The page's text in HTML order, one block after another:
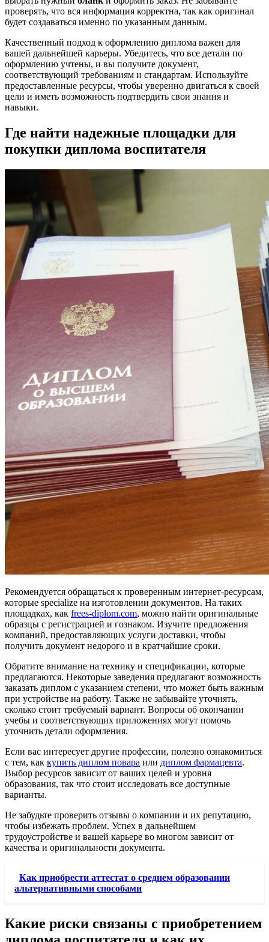
проверять, что вся информация корректна, так как оригинал
будет создаваться именно по указанным данным.
Качественный подход к оформлению диплома важен для
вашей дальнейшей карьеры. Убедитесь, что все детали по
оформлению учтены, и вы получите документ,
соответствующий требованиям и стандартам. Используйте
предоставленные ресурсы, чтобы уверенно двигаться к своей
цели и иметь возможность подтвердить свои знания и
навыки.
Где найти надежные площадки для
покупки диплома воспитателя
Рекомендуется обращаться к проверенным интернет-ресурсам,
которые specialize на изготовлении документов. На таких
площадках, как frees-diplom.com, можно найти оригинальные
образцы с регистрацией и гознаком. Изучите предложения
компаний, предоставляющих услуги доставки, чтобы
получить документ недорого и в кратчайшие сроки.
Обратите внимание на технику и спецификации, которые
предлагаются. Некоторые заведения предлагают возможность
заказать диплом с указанием степени, что может быть важным
при устройстве на работу. Также не забывайте уточнять,
сколько стоит требуемый вариант. Вопросы об окончании
учебы и соответствующих приложениях могут помочь
уточнить детали оформления.
Если вас интересует другие профессии, полезно ознакомиться
с тем, как купить диплом повара или диплом фармацевта.
Выбор ресурсов зависит от ваших целей и уровня
образования, так что стоит исследовать все доступные
варианты.
Не забудьте проверить отзывы о компании и их репутацию,
чтобы избежать проблем. Успех в дальнейшем
трудоустройстве и вашей карьере во многом зависит от
качества и оригинальности документа.
Как приобрести аттестат о среднем образовании
альтернативными способами
Какие риски связаны с приобретением